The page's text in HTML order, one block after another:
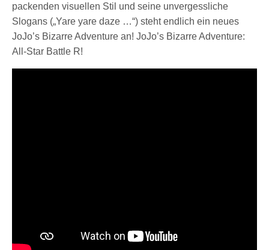
packenden visuellen Stil und seine unvergessliche
Slogans („Yare yare daze …“) steht endlich ein neues
JoJo’s Bizarre Adventure an! JoJo’s Bizarre Adventure:
All-Star Battle R!